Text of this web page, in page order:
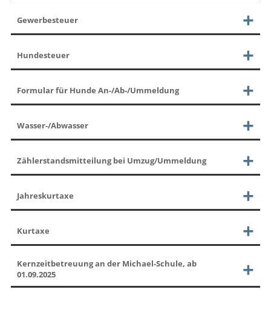
Gewerbesteuer
Hundesteuer
Formular für Hunde An-/Ab-/Ummeldung
Wasser-/Abwasser
Zählerstandsmitteilung bei Umzug/Ummeldung
Jahreskurtaxe
Kurtaxe
Kernzeitbetreuung an der Michael-Schule, ab
01.09.2025